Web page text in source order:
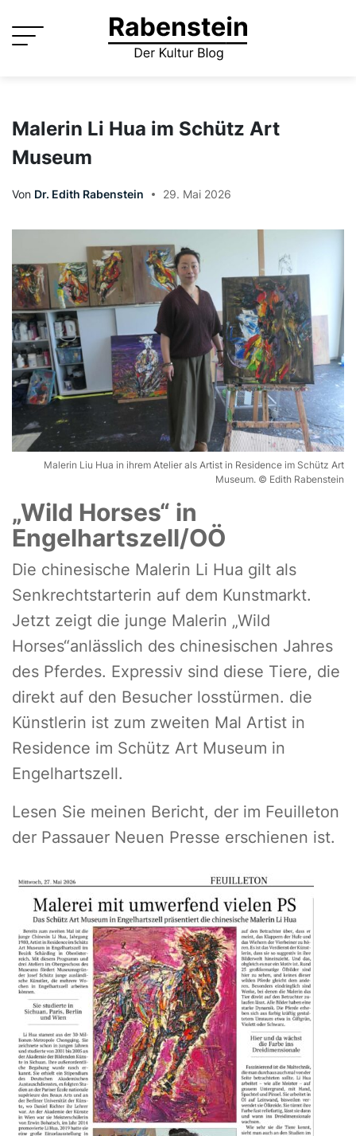
content
Malerin Li Hua im Schütz Art
Museum
Von Dr. Edith Rabenstein 29. Mai 2026
Malerin Liu Hua in ihrem Atelier als Artist in Residence im Schütz Art
Museum. © Edith Rabenstein
„Wild Horses“ in
Engelhartszell/OÖ
Die chinesische Malerin Li Hua gilt als
Senkrechtstarterin auf dem Kunstmarkt.
Jetzt zeigt die junge Malerin „Wild
Horses“anlässlich des chinesischen Jahres
des Pferdes. Expressiv sind diese Tiere, die
direkt auf den Besucher losstürmen. die
Künstlerin ist zum zweiten Mal Artist in
Residence im Schütz Art Museum in
Engelhartszell.
Lesen Sie meinen Bericht, der im Feuilleton
der Passauer Neuen Presse erschienen ist.